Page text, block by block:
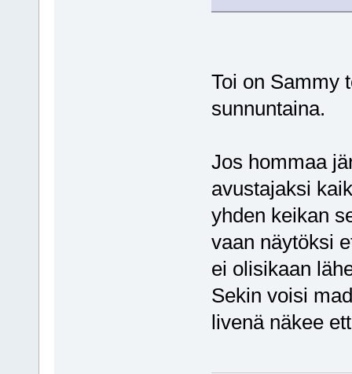
Toi on Sammy
sunnuntaina.
Jos hommaa
avustajaksi
yhden keikan
vaan näytöksi
ei olisikaan
Sekin voisi
livenä näkee